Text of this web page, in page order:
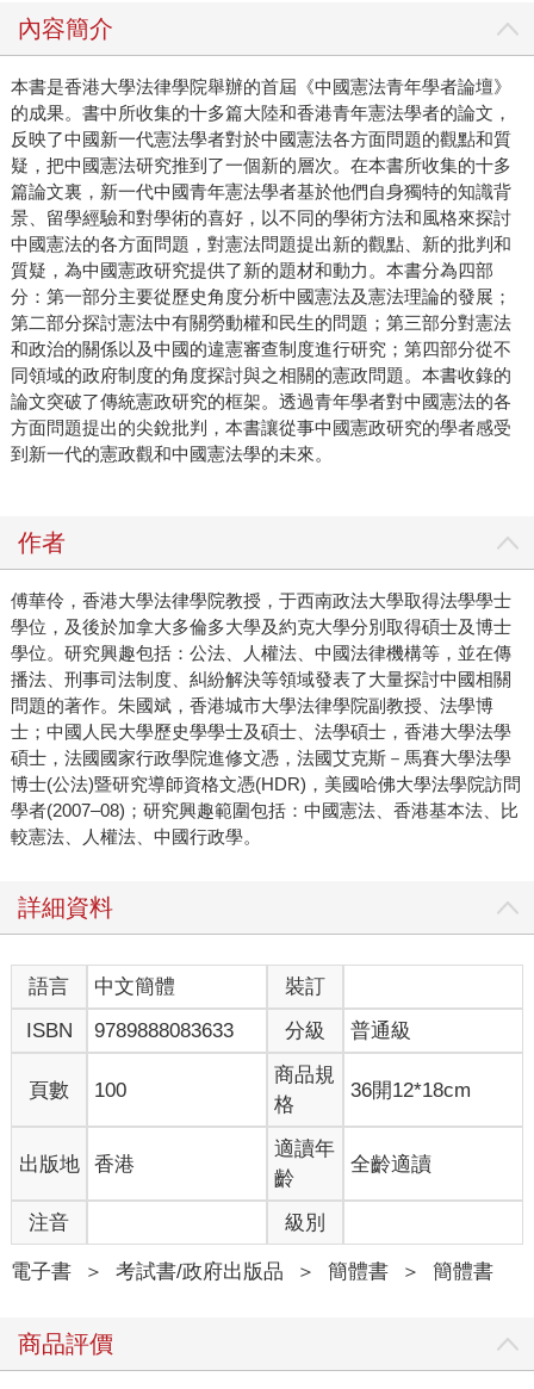
內容簡介
本書是香港大學法律學院舉辦的首屆《中國憲法青年學者論壇》
的成果。書中所收集的十多篇大陸和香港青年憲法學者的論文，
反映了中國新一代憲法學者對於中國憲法各方面問題的觀點和質
疑，把中國憲法研究推到了一個新的層次。在本書所收集的十多
篇論文裏，新一代中國青年憲法學者基於他們自身獨特的知識背
景、留學經驗和對學術的喜好，以不同的學術方法和風格來探討
中國憲法的各方面問題，對憲法問題提出新的觀點、新的批判和
質疑，為中國憲政研究提供了新的題材和動力。本書分為四部
分：第一部分主要從歷史角度分析中國憲法及憲法理論的發展；
第二部分探討憲法中有關勞動權和民生的問題；第三部分對憲法
和政治的關係以及中國的違憲審查制度進行研究；第四部分從不
同領域的政府制度的角度探討與之相關的憲政問題。本書收錄的
論文突破了傳統憲政研究的框架。透過青年學者對中國憲法的各
方面問題提出的尖銳批判，本書讓從事中國憲政研究的學者感受
到新一代的憲政觀和中國憲法學的未來。
作者
傅華伶，香港大學法律學院教授，于西南政法大學取得法學學士
學位，及後於加拿大多倫多大學及約克大學分別取得碩士及博士
學位。研究興趣包括：公法、人權法、中國法律機構等，並在傳
播法、刑事司法制度、糾紛解決等領域發表了大量探討中國相關
問題的著作。朱國斌，香港城市大學法律學院副教授、法學博
士；中國人民大學歷史學學士及碩士、法學碩士，香港大學法學
碩士，法國國家行政學院進修文憑，法國艾克斯－馬賽大學法學
博士(公法)暨研究導師資格文憑(HDR)，美國哈佛大學法學院訪問
學者(2007–08)；研究興趣範圍包括：中國憲法、香港基本法、比
較憲法、人權法、中國行政學。
詳細資料
語言 中文簡體
裝訂
ISBN
9789888083633 分級 普通級
頁數 100
商品規
格
36開12*18cm
出版地 香港
適讀年
齡
全齡適讀
注音 級別
電子書 ＞ 考試書/政府出版品 ＞ 簡體書 ＞ 簡體書
商品評價